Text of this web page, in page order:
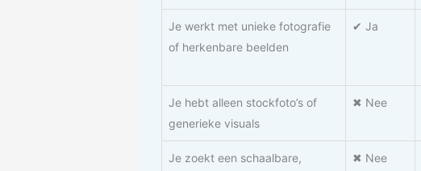
Je werkt met unieke fotografie
of herkenbare beelden
✔ Ja
Je hebt alleen stockfoto’s of
generieke visuals
✖ Nee
Je zoekt een schaalbare,
✖ Nee